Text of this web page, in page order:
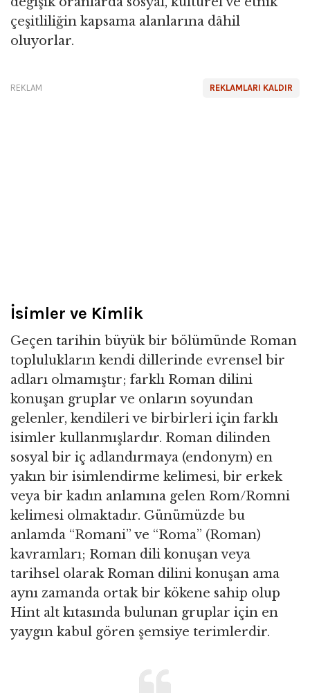
çeşitliliğin kapsama alanlarına dâhil
oluyorlar.
REKLAMLARI KALDIR
REKLAM
İsimler ve Kimlik
Geçen tarihin büyük bir bölümünde Roman
toplulukların kendi dillerinde evrensel bir
adları olmamıştır; farklı Roman dilini
konuşan gruplar ve onların soyundan
gelenler, kendileri ve birbirleri için farklı
isimler kullanmışlardır. Roman dilinden
sosyal bir iç adlandırmaya (endonym) en
yakın bir isimlendirme kelimesi, bir erkek
veya bir kadın anlamına gelen Rom/Romni
kelimesi olmaktadır. Günümüzde bu
anlamda “Romani” ve “Roma” (Roman)
kavramları; Roman dili konuşan veya
tarihsel olarak Roman dilini konuşan ama
aynı zamanda ortak bir kökene sahip olup
Hint alt kıtasında bulunan gruplar için en
yaygın kabul gören şemsiye terimlerdir.